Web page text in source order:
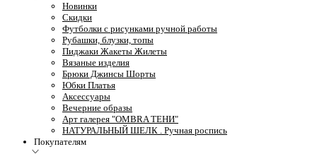
Новинки
Скидки
Футболки с рисунками ручной работы
Рубашки, блузки, топы
Пиджаки Жакеты Жилеты
Вязаные изделия
Брюки Джинсы Шорты
Юбки Платья
Аксессуары
Вечерние образы
Арт галерея "OMBRA ТЕНИ"
НАТУРАЛЬНЫЙ ШЕЛК . Ручная роспись
Покупателям